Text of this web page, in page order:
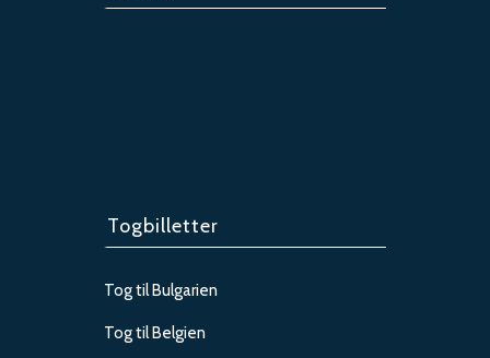
Togbilletter
Tog til Bulgarien
Tog til Belgien